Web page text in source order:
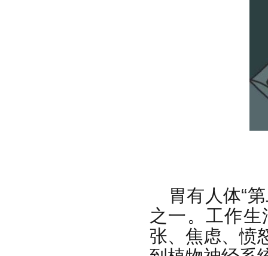
胃有人体“
之一。工作
张、焦虑、愤